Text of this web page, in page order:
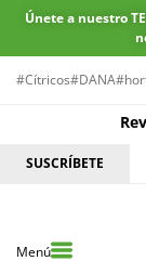
Únete a nuestro
#Cítricos#DANA
SUSCRÍBETE
Menú